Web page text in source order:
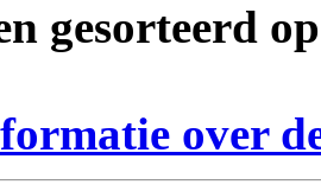
gesorteerd
over